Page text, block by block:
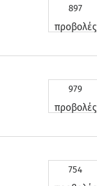
897
προβολές
979
προβολές
754